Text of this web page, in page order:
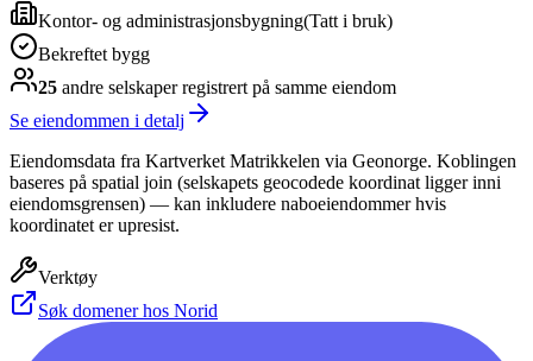
Kontor- og administrasjonsbygning(Tatt i bruk)
Bekreftet bygg
25 andre selskaperregistrert på samme eiendom
Se eiendommen i detalj
Eiendomsdata fra Kartverket Matrikkelen via Geonorge. Koblingen
baseres på spatial join (selskapets geocodede koordinat ligger inni
eiendomsgrensen) — kan inkludere naboeiendommer hvis
koordinatet er upresist.
Verktøy
Søk domener hos Norid